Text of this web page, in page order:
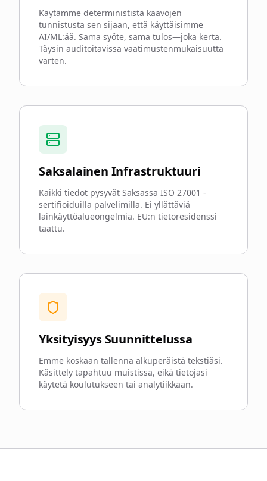
Käytämme determinististä kaavojen
tunnistusta sen sijaan, että käyttäisimme
AI/ML:ää. Sama syöte, sama tulos—joka kerta.
Täysin auditoitavissa vaatimustenmukaisuutta
varten.
Saksalainen Infrastruktuuri
Kaikki tiedot pysyvät Saksassa ISO 27001 -
sertifioiduilla palvelimilla. Ei yllättäviä
lainkäyttöalueongelmia. EU:n tietoresidenssi
taattu.
Yksityisyys Suunnittelussa
Emme koskaan tallenna alkuperäistä tekstiäsi.
Käsittely tapahtuu muistissa, eikä tietojasi
käytetä koulutukseen tai analytiikkaan.